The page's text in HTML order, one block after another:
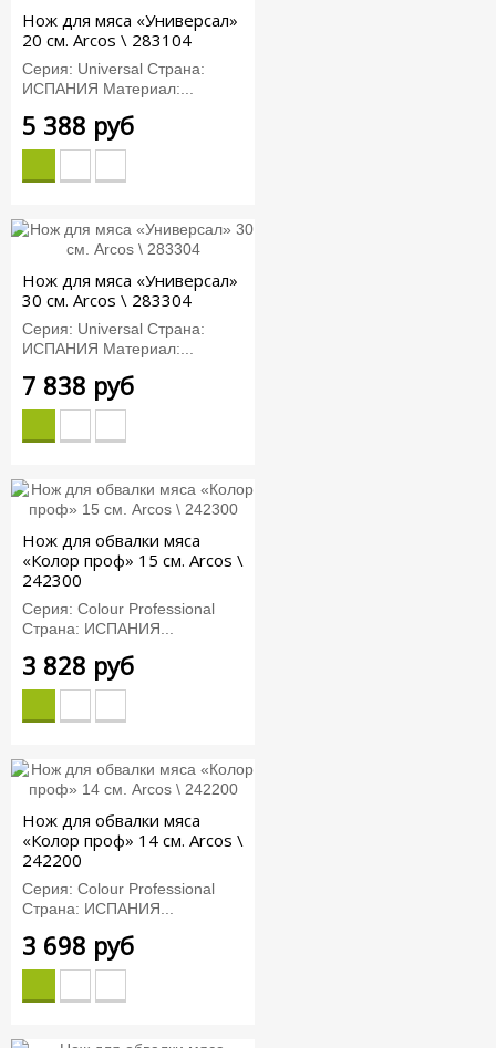
Нож для мяса «Универсал»
20 см. Arcos \ 283104
Серия: Universal Страна:
ИСПАНИЯ Материал:...
5 388 руб
Нож для мяса «Универсал»
30 см. Arcos \ 283304
Серия: Universal Страна:
ИСПАНИЯ Материал:...
7 838 руб
Нож для обвалки мяса
«Колор проф» 15 см. Arcos \
242300
Серия: Colour Professional
Страна: ИСПАНИЯ...
3 828 руб
Нож для обвалки мяса
«Колор проф» 14 см. Arcos \
242200
Серия: Colour Professional
Страна: ИСПАНИЯ...
3 698 руб